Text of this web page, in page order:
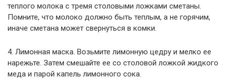
теплого молока с тремя столовыми ложками сметаны.
Помните, что молоко должно быть теплым, а не горячим,
иначе сметана может свернуться в комки.
4. Лимонная маска. Возьмите лимонную цедру и мелко ее
нарежьте. Затем смешайте ее со столовой ложкой жидкого
меда и парой капель лимонного сока.